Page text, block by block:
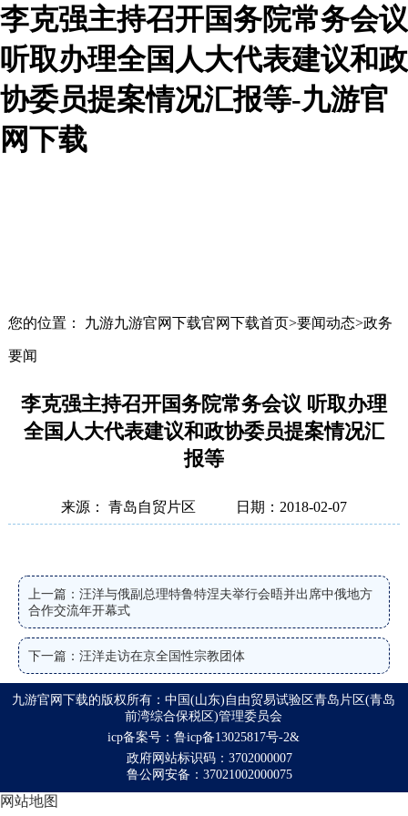
李克强主持召开国务院常务会议
听取办理全国人大代表建议和政
协委员提案情况汇报等-九游官
网下载
您的位置： 九游九游官网下载官网下载首页>要闻动态>政务
要闻
李克强主持召开国务院常务会议 听取办理
全国人大代表建议和政协委员提案情况汇
报等
来源： 青岛自贸片区 日期：2018-02-07
上一篇：汪洋与俄副总理特鲁特涅夫举行会晤并出席中俄地方
合作交流年开幕式
下一篇：汪洋走访在京全国性宗教团体
九游官网下载的版权所有：中国(山东)自由贸易试验区青岛片区(青岛
前湾综合保税区)管理委员会
icp备案号：鲁icp备13025817号-2&
政府网站标识码：3702000007
鲁公网安备：37021002000075
网站地图